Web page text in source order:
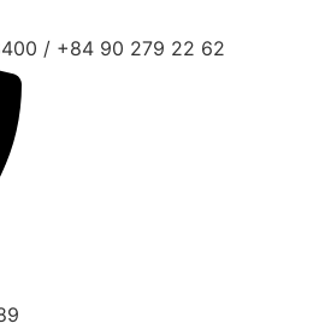
/ +84 90 279 22 62